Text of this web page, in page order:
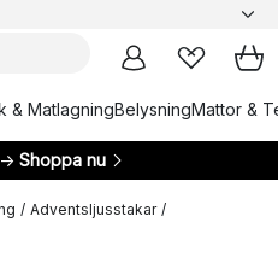
& MatlagningBelysningMattor &
Shoppa nu
/ Adventsljusstakar /